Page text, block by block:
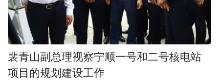
裴青山副总理视察宁顺一号和二号核电站
项目的规划建设工作